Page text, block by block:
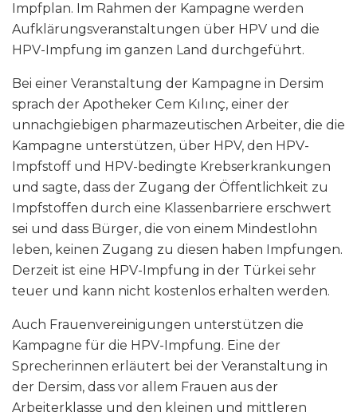
Impfplan. Im Rahmen der Kampagne werden
Aufklärungsveranstaltungen über HPV und die
HPV-Impfung im ganzen Land durchgeführt.
Bei einer Veranstaltung der Kampagne in Dersim
sprach der Apotheker Cem Kılınç, einer der
unnachgiebigen pharmazeutischen Arbeiter, die die
Kampagne unterstützen, über HPV, den HPV-
Impfstoff und HPV-bedingte Krebserkrankungen
und sagte, dass der Zugang der Öffentlichkeit zu
Impfstoffen durch eine Klassenbarriere erschwert
sei und dass Bürger, die von einem Mindestlohn
leben, keinen Zugang zu diesen haben Impfungen.
Derzeit ist eine HPV-Impfung in der Türkei sehr
teuer und kann nicht kostenlos erhalten werden.
Auch Frauenvereinigungen unterstützen die
Kampagne für die HPV-Impfung. Eine der
Sprecherinnen erläutert bei der Veranstaltung in
der Dersim, dass vor allem Frauen aus der
Arbeiterklasse und den kleinen und mittleren